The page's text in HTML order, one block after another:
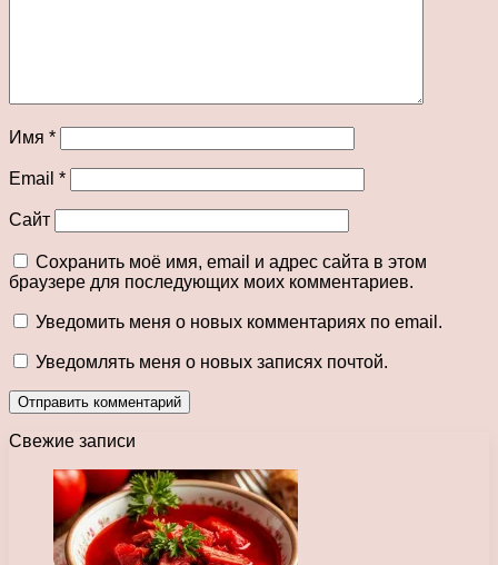
Имя *
Email *
Сайт
Сохранить моё имя, email и адрес сайта в этом
браузере для последующих моих комментариев.
Уведомить меня о новых комментариях по email.
Уведомлять меня о новых записях почтой.
Свежие записи